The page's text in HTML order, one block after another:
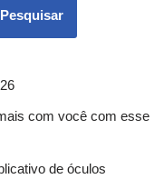
Pesquisar
com você com esse
de óculos